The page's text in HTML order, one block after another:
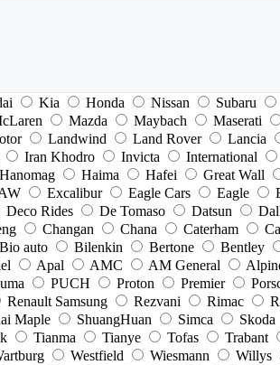
Kia Honda Nissan Subaru
Mazda Maybach Maserati
Landwind Land Rover Lancia
Iran Khodro Invicta International
Hanomag Haima Hafei Great Wall
Excalibur Eagle Cars Eagle
Deco Rides De Tomaso Datsun
Changan Chana Caterham
Bio auto Bilenkin Bertone Bentley
Apal AMC AM General
PUCH Proton Premier
Renault Samsung Rezvani Rimac
Maple ShuangHuan Simca Skoda
Tianma Tianye Tofas Trabant
Westfield Wiesmann Willys